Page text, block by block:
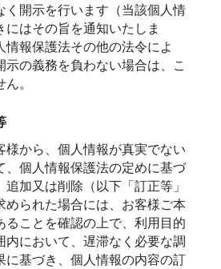
く開示を行います（当該個人情
にはその旨を通知いたしま
情報保護法その他の法令によ
示の義務を負わない場合は、こ
。
様から、個人情報が真実でない
、個人情報保護法の定めに基づ
加又は削除（以下「訂正等」
められた場合には、お客様ご本
ることを確認の上で、利用目的
内において、遅滞なく必要な調
に基づき、個人情報の内容の訂